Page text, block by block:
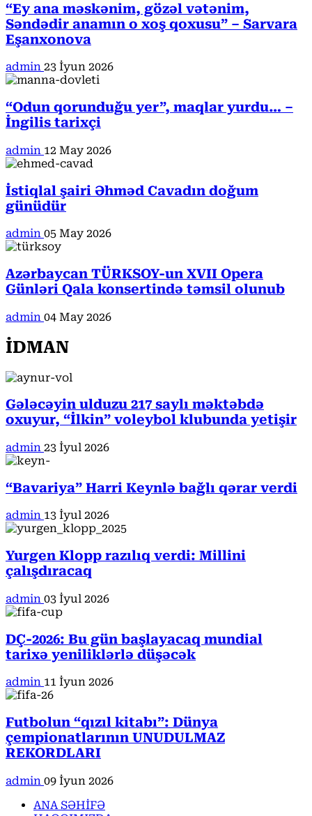
“Ey ana məskənim, gözəl vətənim,
Səndədir anamın o xoş qoxusu” – Sarvara
Eşanxonova
admin 23 İyun 2026
“Odun qorunduğu yer”, maqlar yurdu… –
İngilis tarixçi
admin 12 May 2026
İstiqlal şairi Əhməd Cavadın doğum
günüdür
admin 05 May 2026
Azərbaycan TÜRKSOY-un XVII Opera
Günləri Qala konsertində təmsil olunub
admin 04 May 2026
İDMAN
Gələcəyin ulduzu 217 saylı məktəbdə
oxuyur, “İlkin” voleybol klubunda yetişir
admin 23 İyul 2026
“Bavariya” Harri Keynlə bağlı qərar verdi
admin 13 İyul 2026
Yurgen Klopp razılıq verdi: Millini
çalışdıracaq
admin 03 İyul 2026
DÇ-2026: Bu gün başlayacaq mundial
tarixə yeniliklərlə düşəcək
admin 11 İyun 2026
Futbolun “qızıl kitabı”: Dünya
çempionatlarının UNUDULMAZ
REKORDLARI
admin 09 İyun 2026
ANA SƏHİFƏ